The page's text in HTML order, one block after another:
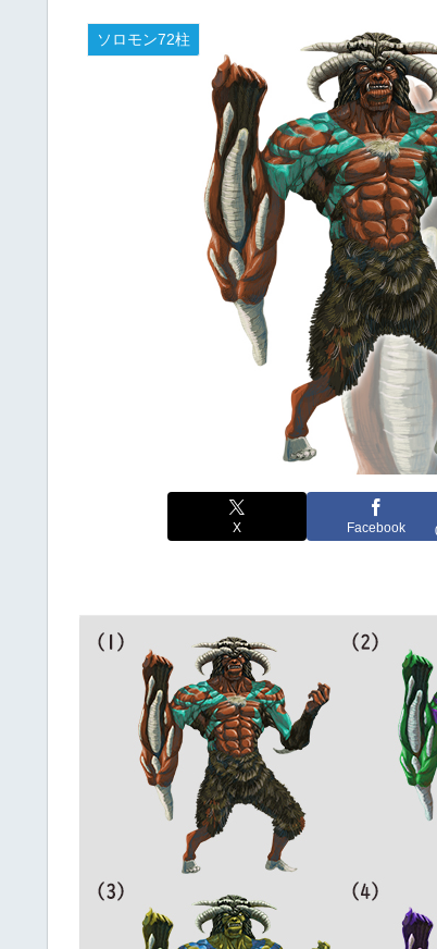
ソロモン72柱
X Facebook